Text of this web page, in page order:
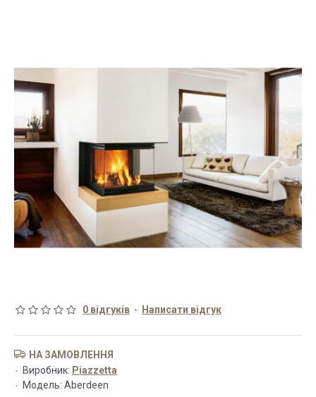
0 відгуків - Написати відгук
НА ЗАМОВЛЕННЯ
Виробник: Piazzetta
Модель: Aberdeen